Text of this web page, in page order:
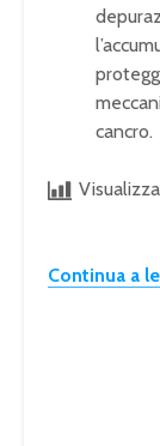
cancro.
Continua a